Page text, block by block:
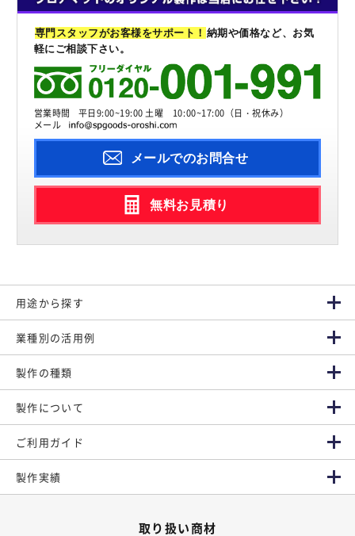
専門スタッフがお客様をサポート！ 納期や価格など、お気
軽にご相談下さい。
営業時間
平日9:00~19:00 土曜 10:00~17:00（日・祝休み）
メール
メールでのお問合せ
無料お見積り
用途から探す
業種別の活用例
製作の種類
製作について
ご利用ガイド
製作実績
取り扱い商材